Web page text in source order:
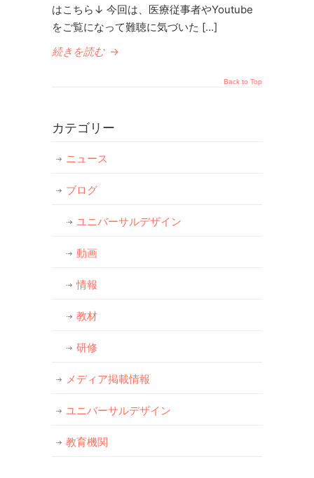
はこちら↓ 今回は、医療従事者やYoutube
をご覧になって難聴に気づいた […]
続きを読む →
Back to Top
カテゴリー
ニュース
ブログ
ユニバーサルデザイン
動画
情報
教材
研修
メディア掲載情報
ユニバーサルデザイン
教育機関